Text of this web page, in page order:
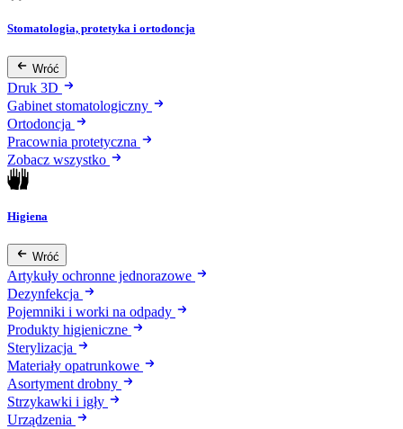
Stomatologia, protetyka i ortodoncja
Wróć
Druk 3D
Gabinet stomatologiczny
Ortodoncja
Pracownia protetyczna
Zobacz wszystko
Higiena
Wróć
Artykuły ochronne jednorazowe
Dezynfekcja
Pojemniki i worki na odpady
Produkty higieniczne
Sterylizacja
Materiały opatrunkowe
Asortyment drobny
Strzykawki i igły
Urządzenia